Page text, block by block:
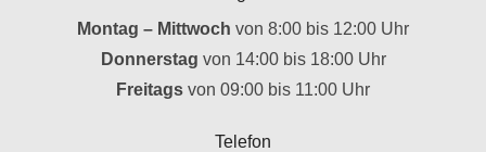
Montag – Mittwoch von 8:00 bis 12:00 Uhr
Donnerstag von 14:00 bis 18:00 Uhr
Freitags von 09:00 bis 11:00 Uhr
Telefon